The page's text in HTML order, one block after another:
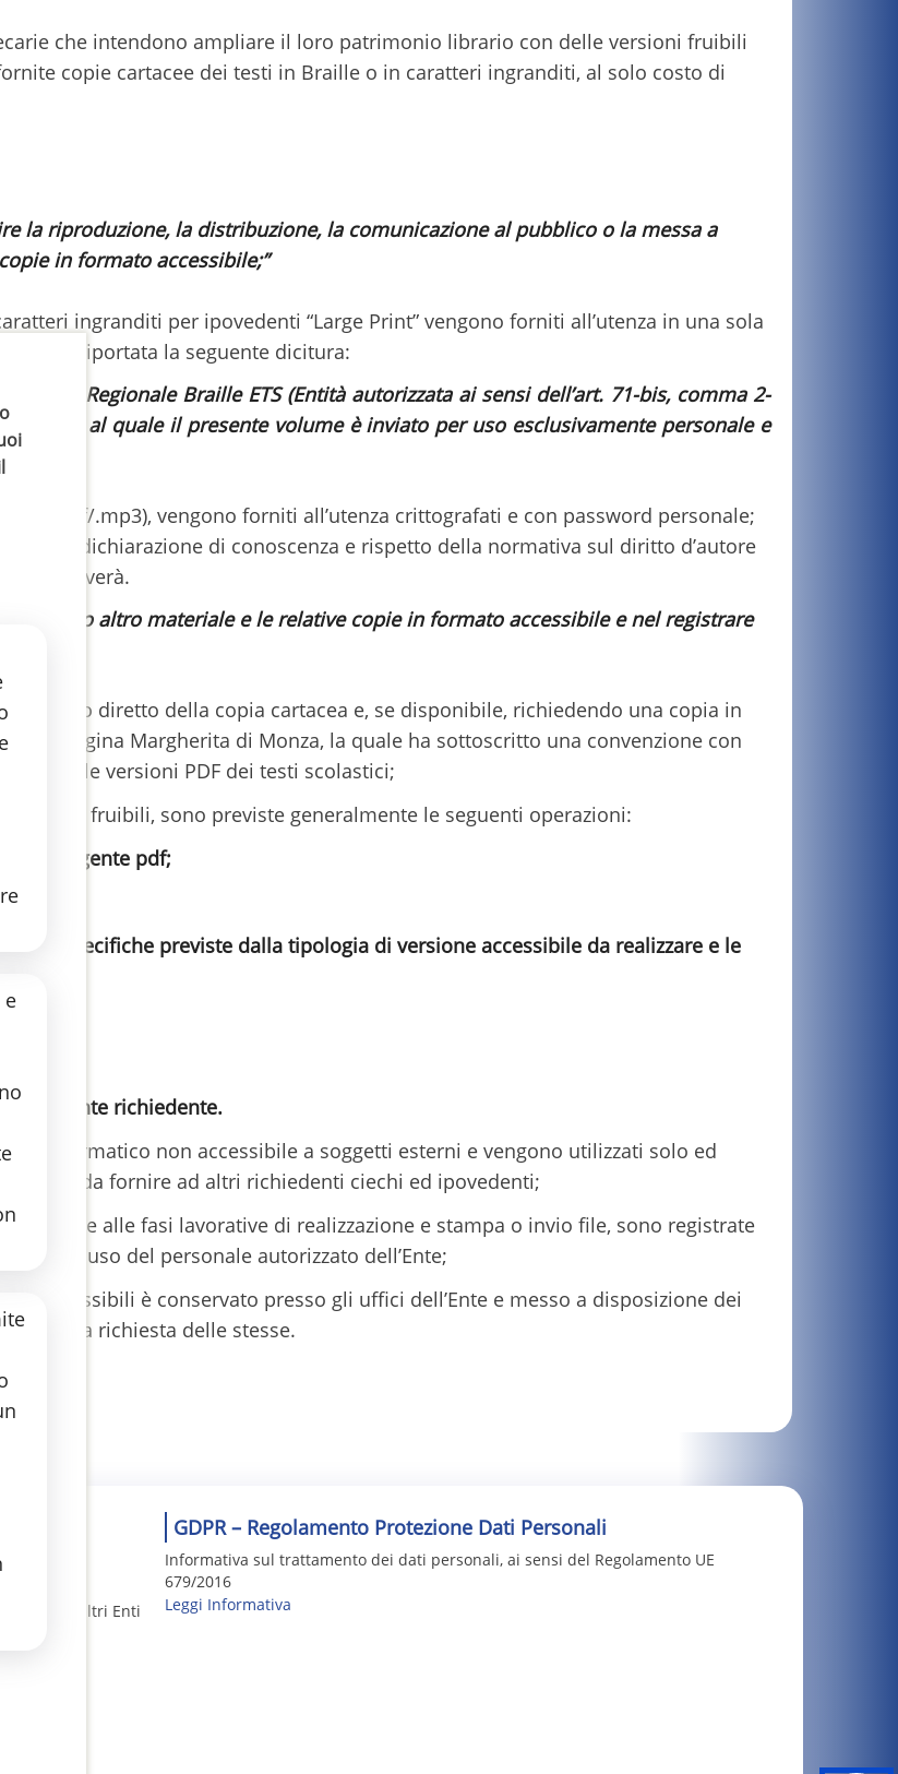
e
che intendono ampliare il loro patrimonio librario con delle versioni fruibili
copie cartacee dei testi in Braille o in caratteri ingranditi, al solo costo di
la riproduzione, la distribuzione, la comunicazione al pubblico o la messa a
in formato accessibile;”
ingranditi per ipovedenti “Large Print” vengono forniti all’utenza in una sola
sarà riportata la seguente dicitura:
Regionale Braille ETS (Entità autorizzata ai sensi dell’art. 71-bis, comma 2-
visivo al quale il presente volume è inviato per uso esclusivamente personale e
.rtf/.mp3), vengono forniti all’utenza crittografati e con password personale;
una dichiarazione di conoscenza e rispetto della normativa sul diritto d’autore
riceverà.
opere o altro materiale e le relative copie in formato accessibile e nel registrare
acquisto diretto della copia cartacea e, se disponibile, richiedendo una copia in
Regina Margherita di Monza, la quale ha sottoscritto una convenzione con
delle versioni PDF dei testi scolastici;
in opere fruibili, sono previste generalmente le seguenti operazioni:
da sorgente pdf;
le specifiche previste dalla tipologia di versione accessibile da realizzare e le
all’utente richiedente.
informatico non accessibile a soggetti esterni e vengono utilizzati solo ed
da fornire ad altri richiedenti ciechi ed ipovedenti;
e alle fasi lavorative di realizzazione e stampa o invio file, sono registrate
uso del personale autorizzato dell’Ente;
accessibili è conservato presso gli uffici dell’Ente e messo a disposizione dei
a richiesta delle stesse.
n. 3383 altri Enti
GDPR – Regolamento Protezione Dati Personali
Informativa sul trattamento dei dati personali, ai sensi del Regolamento UE
679/2016
Leggi Informativa